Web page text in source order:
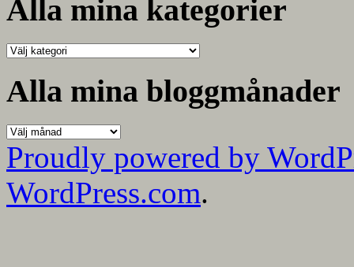
Alla mina kategorier
Alla
kategorier
Alla mina bloggmånader
Alla
mina
bloggmånader
Proudly powered by
WordPress.com.